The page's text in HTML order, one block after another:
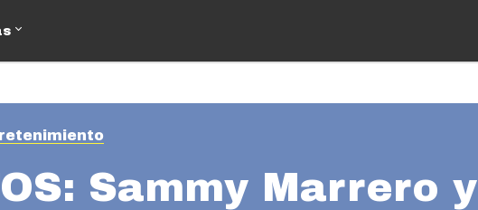
Sammy Marrero y